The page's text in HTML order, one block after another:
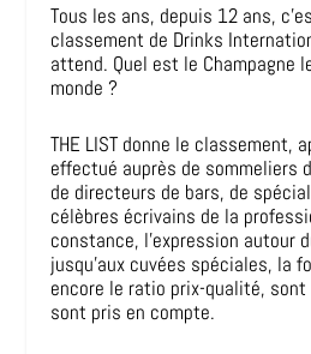
Tous les ans, depuis 12 ans,
classement de Drinks
attend. Quel est le Champagne
monde ?
THE LIST donne le classement,
effectué auprès de sommeliers
de directeurs de bars, de
célèbres écrivains de la
constance, l’expression autour
jusqu’aux cuvées spéciales, la
encore le ratio prix-qualité,
sont pris en compte.